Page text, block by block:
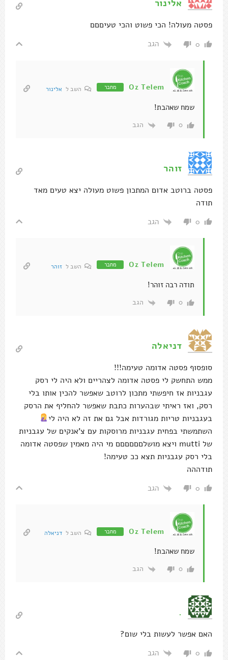
אלינור
פסטה מעולה! הכי פשוט והכי טעיםםם
0 הגב
Oz Telem מחבר השב ל אלינור
שמח שאהבת!
0 הגב
זוהר
פסטה ברוטב אדום המתכון פשוט מעולה יצא טעים מאד
תודה
0 הגב
Oz Telem מחבר השב ל זוהר
תודה רבה זוהר!
0 הגב
דניאלה
סופסוף פסטה אדומה טעימה!!!
ממש התחשק לי פסטה אדומה לצהריים ולא היה לי רסק
עגבניות אז חיפשתי מתכון לרוטב שאפשר להכין אותו בלי
רסק, ואז ראיתי שבהערות כתבת שאפשר להחליף את הרסק
בעגבניות טריות מגורדות אבל גם את זה לא היה לי
השתמשתי בפחית עגבניות מרוסקות עם צ'אנקים של עגבניות
של mutti ויצא מושלםםםםםם מי היה מאמין שפסטה אדומה
בלי רסק עגבניות תצא ככ טעימה!
תודההה
0 הגב
Oz Telem מחבר השב ל דניאלה
שמח שאהבת!
0 הגב
.
האם אפשר לעשות בלי שום?
0 הגב